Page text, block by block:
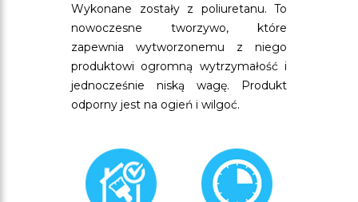
Wykonane zostały z poliuretanu. To
nowoczesne tworzywo, które
zapewnia wytworzonemu z niego
produktowi ogromną wytrzymałość i
jednocześnie niską wagę. Produkt
odporny jest na ogień i wilgoć.